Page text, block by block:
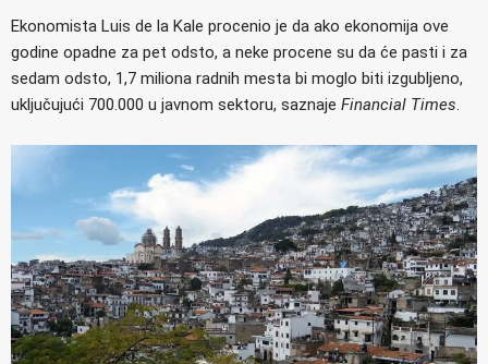
Ekonomista Luis de la Kale procenio je da ako ekonomija ove
godine opadne za pet odsto, a neke procene su da će pasti i za
sedam odsto, 1,7 miliona radnih mesta bi moglo biti izgubljeno,
uključujući 700.000 u javnom sektoru, saznaje Financial Times.